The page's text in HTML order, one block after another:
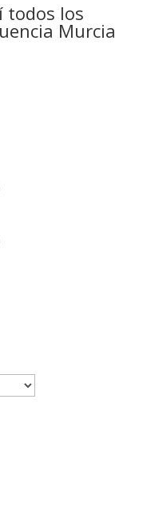
todos los
Murcia